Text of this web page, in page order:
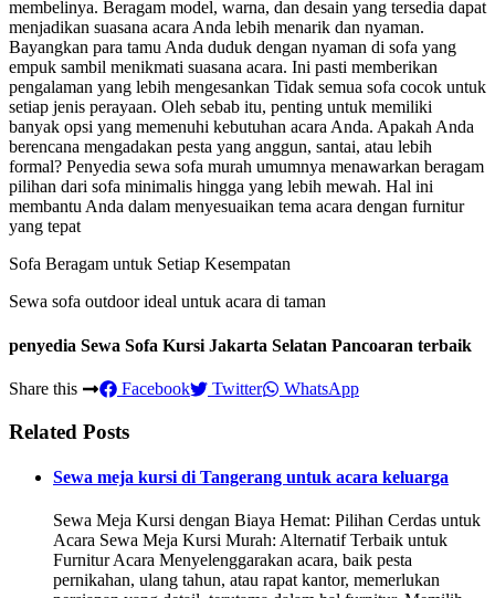
membelinya. Beragam model, warna, dan desain yang tersedia dapat
menjadikan suasana acara Anda lebih menarik dan nyaman.
Bayangkan para tamu Anda duduk dengan nyaman di sofa yang
empuk sambil menikmati suasana acara. Ini pasti memberikan
pengalaman yang lebih mengesankan Tidak semua sofa cocok untuk
setiap jenis perayaan. Oleh sebab itu, penting untuk memiliki
banyak opsi yang memenuhi kebutuhan acara Anda. Apakah Anda
berencana mengadakan pesta yang anggun, santai, atau lebih
formal? Penyedia sewa sofa murah umumnya menawarkan beragam
pilihan dari sofa minimalis hingga yang lebih mewah. Hal ini
membantu Anda dalam menyesuaikan tema acara dengan furnitur
yang tepat
Sofa Beragam untuk Setiap Kesempatan
Sewa sofa outdoor ideal untuk acara di taman
penyedia Sewa Sofa Kursi Jakarta Selatan Pancoaran terbaik
Share this Facebook Twitter WhatsApp
Related Posts
Sewa meja kursi di Tangerang untuk acara keluarga
Sewa Meja Kursi dengan Biaya Hemat: Pilihan Cerdas untuk
Acara Sewa Meja Kursi Murah: Alternatif Terbaik untuk
Furnitur Acara Menyelenggarakan acara, baik pesta
pernikahan, ulang tahun, atau rapat kantor, memerlukan